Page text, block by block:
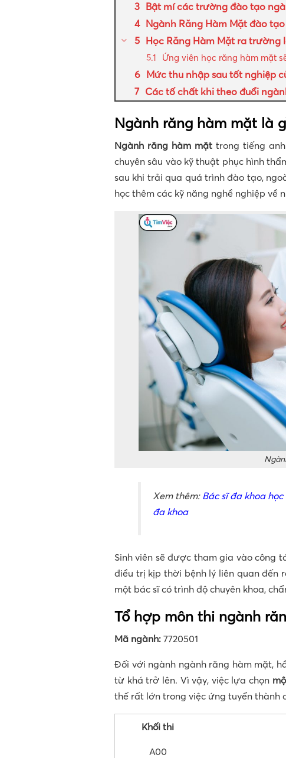
Bật mí các trường đào tạo
Ngành Răng Hàm Mặt đào
Học Răng Hàm Mặt ra trường
Ứng viên học răng hàm mặt
Mức thu nhập sau tốt nghiệp
Các tố chất khi theo đuổi
Ngành răng hàm mặt là
Ngành răng hàm mặt trong tiếng
chuyên sâu vào kỹ thuật phục hình
sau khi trải qua quá trình đào tạo,
học thêm các kỹ năng nghề nghiệp về
Xem thêm: Bác sĩ đa khoa
đa khoa
Sinh viên sẽ được tham gia vào công
điều trị kịp thời bệnh lý liên quan đến
một bác sĩ có trình độ chuyên khoa,
Tổ hợp môn thi ngành
Mã ngành: 7720501
Đối với ngành ngành răng hàm mặt,
từ khá trở lên. Vì vậy, việc lựa chọn
thế rất lớn trong việc ứng tuyển thành
Khối thi
A00